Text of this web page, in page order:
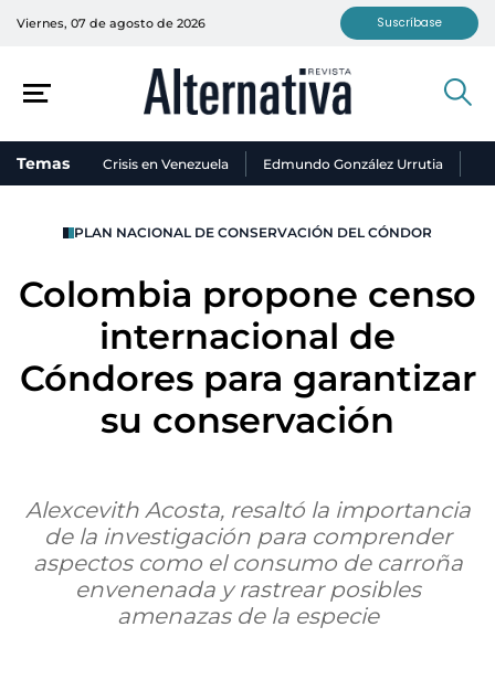
Viernes, 07 de agosto de 2026 Suscríbase
Temas Crisis en Venezuela Edmundo González Urrutia
PLAN NACIONAL DE CONSERVACIÓN DEL CÓNDOR
Colombia propone censo
internacional de
Cóndores para garantizar
su conservación
Alexcevith Acosta, resaltó la importancia
de la investigación para comprender
aspectos como el consumo de carroña
envenenada y rastrear posibles
amenazas de la especie